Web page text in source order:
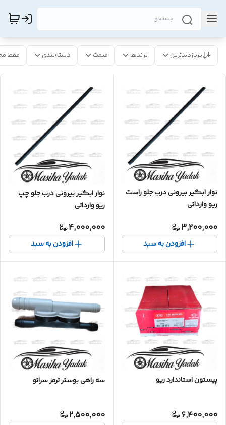
پربازدیدترین برندها قیمت دسته‌بندی فقط
نوار ابگیر بیرونی درب جلو راست
ریو وارداتی
3,200,000
افزودن به سبد
نوار ابگیر بیرونی درب جلو چپ
ریو وارداتی
4,000,000
افزودن به سبد
پیستون استاندارد ریو
6,400,000
سه راهی بوستر ترمز سراتو
2,500,000